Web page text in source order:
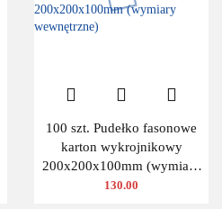
100 szt. Pudełko fasonowe
karton wykrojnikowy
200x200x100mm (wymiary
wewnętrzne)
130.00